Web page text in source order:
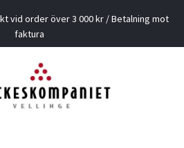
vid order över 3 000 kr / Betalning mot
faktura